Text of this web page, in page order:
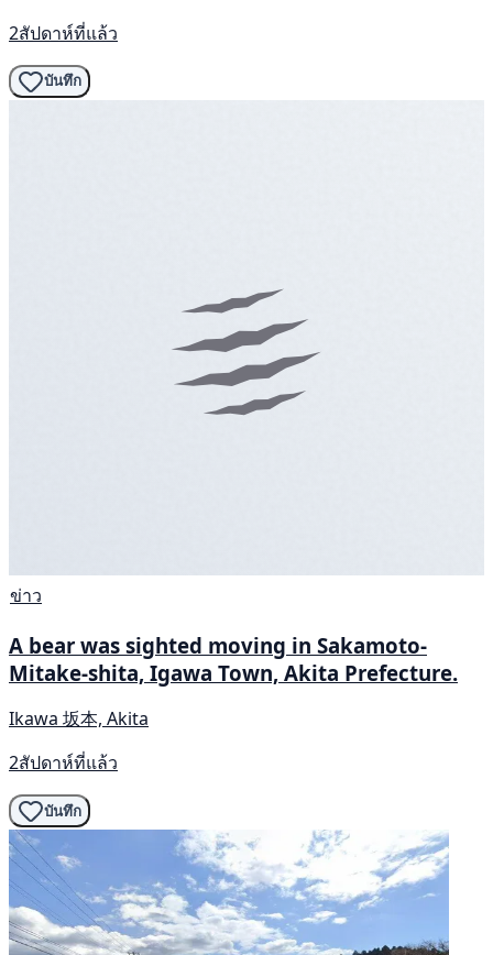
2สัปดาห์ที่แล้ว
บันทึก
ข่าว
A bear was sighted moving in Sakamoto-
Mitake-shita, Igawa Town, Akita Prefecture.
Ikawa 坂本, Akita
2สัปดาห์ที่แล้ว
บันทึก